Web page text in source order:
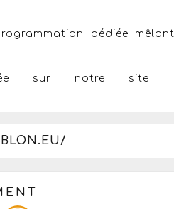
dédiée mêlant
sur notre site :